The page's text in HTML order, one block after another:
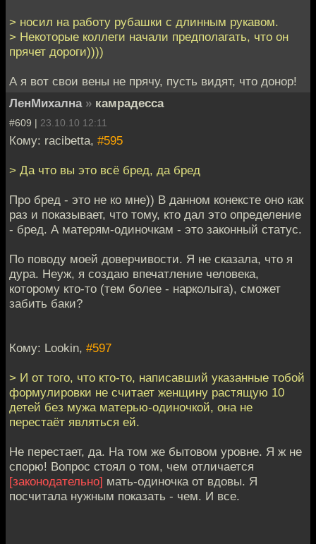
> носил на работу рубашки с длинным рукавом.
> Некоторые коллеги начали предполагать, что он
прячет дороги))))
А я вот свои вены не прячу, пусть видят, что донор!
ЛенМихална » камрадесса
#609 | 23.10.10 12:11
Кому: racibetta, #595
> Да что вы это всё бред, да бред
Про бред - это не ко мне)) В данном конексте оно как
раз и показывает, что тому, кто дал это определение
- бред. А матерям-одиночкам - это законный статус.
По поводу моей доверчивости. Я не сказала, что я
дура. Неуж, я создаю впечатление человека,
которому кто-то (тем более - нарколыга), сможет
забить баки?
Кому: Lookin, #597
> И от того, что кто-то, написавший указанные тобой
формулировки не считает женщину растящую 10
детей без мужа матерью-одиночкой, она не
перестаёт являться ей.
Не перестает, да. На том же бытовом уровне. Я ж не
спорю! Вопрос стоял о том, чем отличается
[законодательно] мать-одиночка от вдовы. Я
посчитала нужным показать - чем. И все.